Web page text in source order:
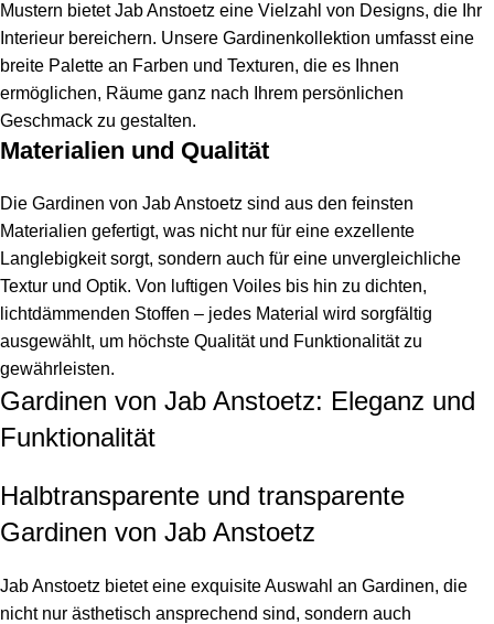
Mustern bietet Jab Anstoetz eine Vielzahl von Designs, die Ihr
Interieur bereichern. Unsere Gardinenkollektion umfasst eine
breite Palette an Farben und Texturen, die es Ihnen
ermöglichen, Räume ganz nach Ihrem persönlichen
Geschmack zu gestalten.
Materialien und Qualität
Die Gardinen von Jab Anstoetz sind aus den feinsten
Materialien gefertigt, was nicht nur für eine exzellente
Langlebigkeit sorgt, sondern auch für eine unvergleichliche
Textur und Optik. Von luftigen Voiles bis hin zu dichten,
lichtdämmenden Stoffen – jedes Material wird sorgfältig
ausgewählt, um höchste Qualität und Funktionalität zu
gewährleisten.
Gardinen von Jab Anstoetz: Eleganz und
Funktionalität
Halbtransparente und transparente
Gardinen von Jab Anstoetz
Jab Anstoetz bietet eine exquisite Auswahl an Gardinen, die
nicht nur ästhetisch ansprechend sind, sondern auch